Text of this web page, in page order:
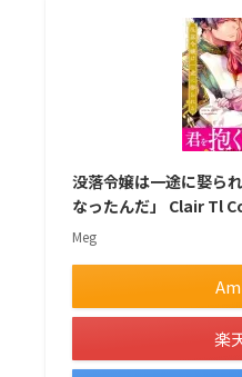
没落令嬢は一途に娶ら
なったんだ」 Clair Tl
Meg
楽